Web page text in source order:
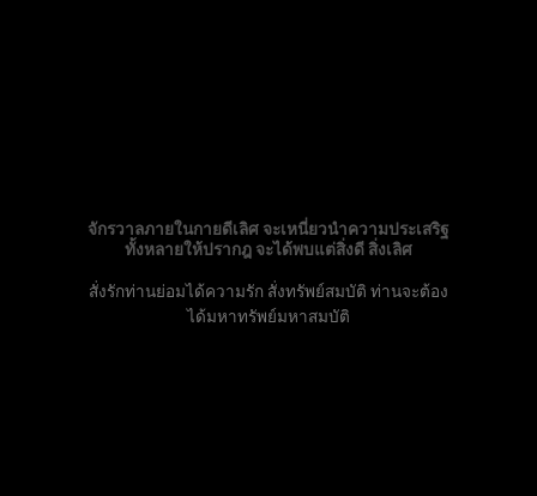
จักรวาลภายในกายดีเลิศ จะเหนี่ยวนำความประเสริฐ
ทั้งหลายให้ปรากฎ จะได้พบแต่สิ่งดี สิ่งเลิศ
สั่งรักท่านย่อมได้ความรัก สั่งทรัพย์สมบัติ ท่านจะต้อง
ได้มหาทรัพย์มหาสมบัติ